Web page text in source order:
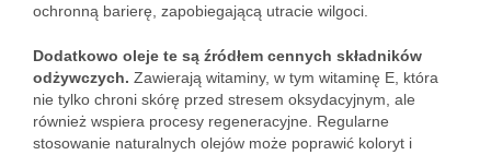
ochronną barierę, zapobiegającą utracie wilgoci.
Dodatkowo oleje te są źródłem cennych składników
odżywczych. Zawierają witaminy, w tym witaminę E, która
nie tylko chroni skórę przed stresem oksydacyjnym, ale
również wspiera procesy regeneracyjne. Regularne
stosowanie naturalnych olejów może poprawić koloryt i